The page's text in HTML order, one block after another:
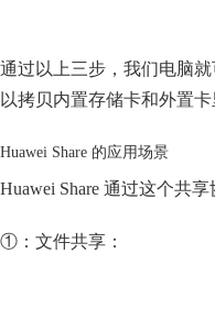
通过以上三步，我们电脑
以拷贝内置存储卡和外置卡
Huawei Share 的应用场景
Huawei Share 通过这个共
①：文件共享：